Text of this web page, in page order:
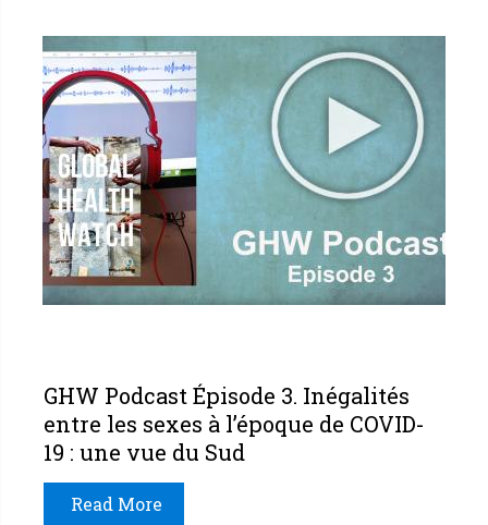
GHW Podcast Épisode 3. Inégalités
entre les sexes à l’époque de COVID-
19 : une vue du Sud
Read More